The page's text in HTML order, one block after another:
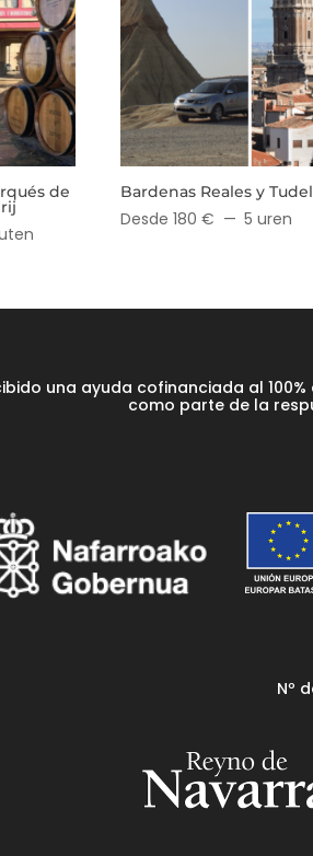
de Bardenas Reales y
Desde 180 € 5 uren
una ayuda cofinanciada al 100%
como parte de la
Nº